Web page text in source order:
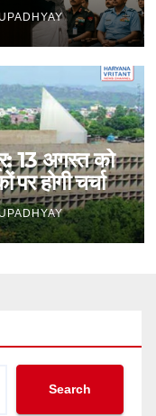
13 अगस्त को
होगी चर्चा
Search